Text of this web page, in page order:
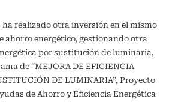
ha realizado otra inversión en el mismo
ahorro energético, gestionando otra
por sustitución de luminaria,
de “MEJORA DE EFICIENCIA
DE LUMINARIA”, Proyecto
de Ahorro y Eficiencia Energética